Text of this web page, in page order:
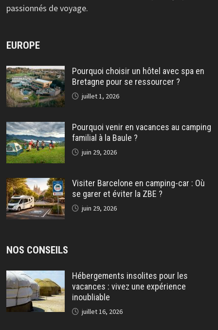
passionnés de voyage.
EUROPE
Pourquoi choisir un hôtel avec spa en
Bretagne pour se ressourcer ?
juillet 1, 2026
Pourquoi venir en vacances au camping
familial à la Baule ?
juin 29, 2026
Visiter Barcelone en camping-car : Où
se garer et éviter la ZBE ?
juin 29, 2026
NOS CONSEILS
Hébergements insolites pour les
vacances : vivez une expérience
inoubliable
juillet 16, 2026